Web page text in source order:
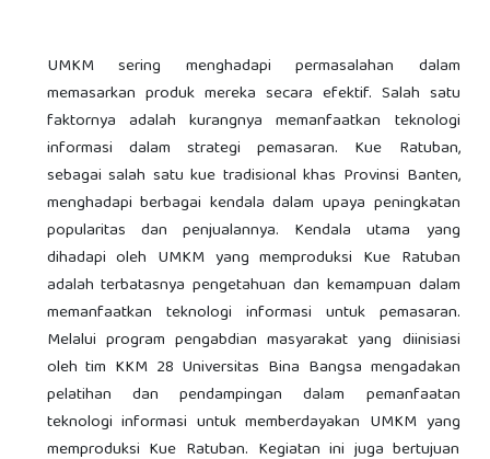
UMKM sering menghadapi permasalahan dalam
memasarkan produk mereka secara efektif. Salah satu
faktornya adalah kurangnya memanfaatkan teknologi
informasi dalam strategi pemasaran. Kue Ratuban,
sebagai salah satu kue tradisional khas Provinsi Banten,
menghadapi berbagai kendala dalam upaya peningkatan
popularitas dan penjualannya. Kendala utama yang
dihadapi oleh UMKM yang memproduksi Kue Ratuban
adalah terbatasnya pengetahuan dan kemampuan dalam
memanfaatkan teknologi informasi untuk pemasaran.
Melalui program pengabdian masyarakat yang diinisiasi
oleh tim KKM 28 Universitas Bina Bangsa mengadakan
pelatihan dan pendampingan dalam pemanfaatan
teknologi informasi untuk memberdayakan UMKM yang
memproduksi Kue Ratuban. Kegiatan ini juga bertujuan